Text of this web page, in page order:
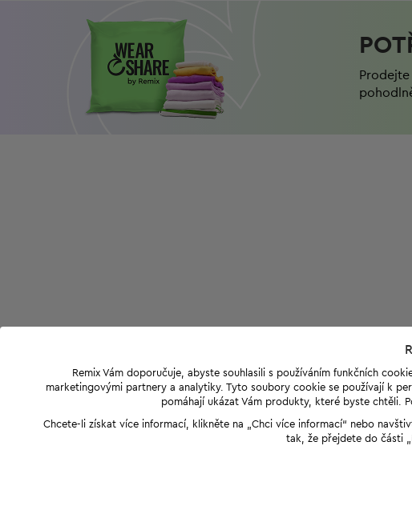
Remix Vám doporučuje, abyste souhlasili s používáním funkčních
marketingovými partnery a analytiky. Tyto soubory cookie se používají k
pomáhají ukázat Vám produkty, které byste chtěli.
Chcete-li získat více informací, klikněte na „Chci více informací“ nebo
tak, že přejdete do části